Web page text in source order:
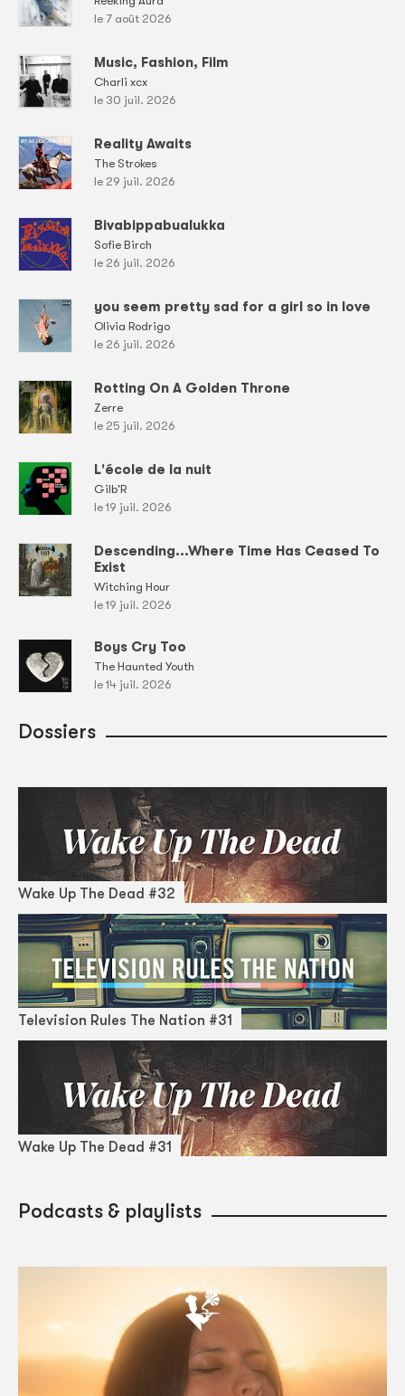
le 7 août 2026
Music, Fashion, Film
Charli xcx
le 30 juil. 2026
Reality Awaits
The Strokes
le 29 juil. 2026
Bivabippabualukka
Sofie Birch
le 26 juil. 2026
you seem pretty sad for a girl so in love
Olivia Rodrigo
le 26 juil. 2026
Rotting On A Golden Throne
Zerre
le 25 juil. 2026
L'école de la nuit
Gilb'R
le 19 juil. 2026
Descending...Where Time Has Ceased To
Exist
Witching Hour
le 19 juil. 2026
Boys Cry Too
The Haunted Youth
le 14 juil. 2026
Dossiers
Wake Up The Dead #32
Television Rules The Nation #31
Wake Up The Dead #31
Podcasts & playlists